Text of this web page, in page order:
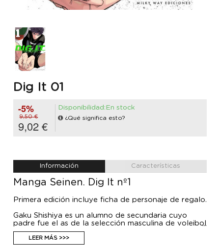
Dig It 01
-5%
9,50 €
9,02 €
Disponibilidad:En stock
¿Qué significa esto?
Información Características
Manga Seinen. Dig It nº1
Primera edición incluye ficha de personaje de regalo.
Gaku Shishiya es un alumno de secundaria cuyo
padre fue el as de la selección masculina de voleibol
de Japón. A pesar de que en su club le han
asignado el puesto de atacante, el propio Gaku
duda de si realmente tiene lo necesario para ser un
LEER MÁS >>>